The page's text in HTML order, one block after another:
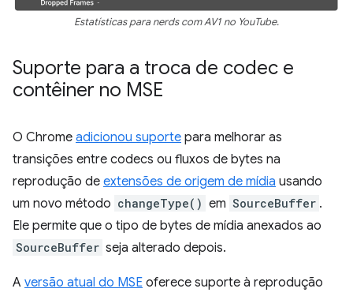
Estatísticas para nerds com AV1 no YouTube.
Suporte para a troca de codec e
contêiner no MSE
O Chrome adicionou suporte para melhorar as
transições entre codecs ou fluxos de bytes na
reprodução de extensões de origem de mídia usando
um novo método changeType() em SourceBuffer .
Ele permite que o tipo de bytes de mídia anexados ao
SourceBuffer seja alterado depois.
A versão atual do MSE oferece suporte à reprodução